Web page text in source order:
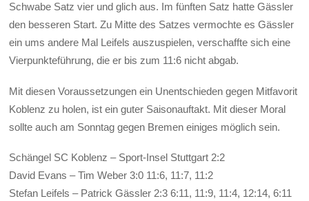
Schwabe Satz vier und glich aus. Im fünften Satz hatte Gässler
den besseren Start. Zu Mitte des Satzes vermochte es Gässler
ein ums andere Mal Leifels auszuspielen, verschaffte sich eine
Vierpunkteführung, die er bis zum 11:6 nicht abgab.
Mit diesen Voraussetzungen ein Unentschieden gegen Mitfavorit
Koblenz zu holen, ist ein guter Saisonauftakt. Mit dieser Moral
sollte auch am Sonntag gegen Bremen einiges möglich sein.
Schängel SC Koblenz – Sport-Insel Stuttgart 2:2
David Evans – Tim Weber 3:0 11:6, 11:7, 11:2
Stefan Leifels – Patrick Gässler 2:3 6:11, 11:9, 11:4, 12:14, 6:11